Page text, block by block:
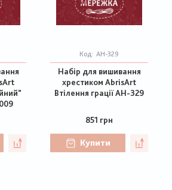
Код: АН-329
Набір для вишивання
хрестиком AbrisArt
Втілення грації АН-329
851 грн
Купити